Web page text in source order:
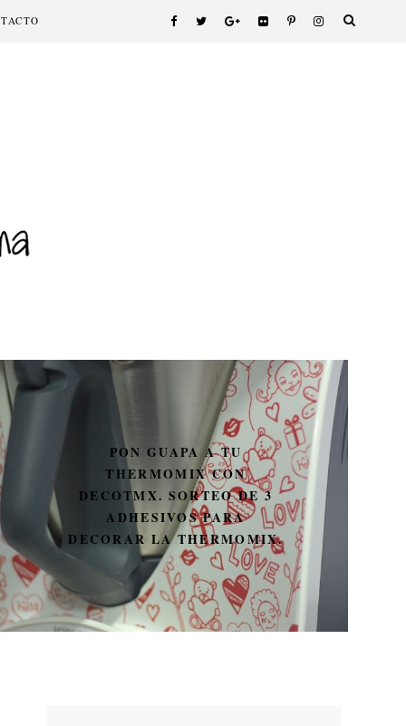
PON GUAPA A TU
THERMOMIX CON
DECOTMX. SORTEO DE 3
ADHESIVOS PARA
DECORAR LA THERMOMIX.